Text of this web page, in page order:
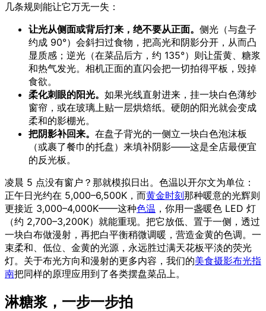
几条规则能让它万无一失：
让光从侧面或背后打来，绝不要从正面。 侧光（与盘子
约成 90°）会斜扫过食物，把高光和阴影分开，从而凸
显质感；逆光（在菜品后方，约 135°）则让蛋黄、糖浆
和热气发光。相机正面的直闪会把一切拍得平板，毁掉
食欲。
柔化刺眼的阳光。 如果光线直射进来，挂一块白色薄纱
窗帘，或在玻璃上贴一层烘焙纸。硬朗的阳光就会变成
柔和的影棚光。
把阴影补回来。 在盘子背光的一侧立一块白色泡沫板
（或裹了餐巾的托盘）来填补阴影——这是全店最便宜
的反光板。
凌晨 5 点没有窗户？那就模拟日出。色温以开尔文为单位：
正午日光约在 5,000–6,500K，而黄金时刻那种暖意的光辉则
更接近 3,000–4,000K——这种色温 ，你用一盏暖色 LED 灯
（约 2,700–3,200K）就能重现。把它放低、置于一侧，透过
一块白布做漫射，再把白平衡稍微调暖，营造金黄的色调。一
束柔和、低位、金黄的光源，永远胜过满天花板平淡的荧光
灯。关于布光方向和漫射的更多内容，我们的美食摄影布光指
南把同样的原理应用到了各类摆盘菜品上。
淋糖浆，一步一步拍